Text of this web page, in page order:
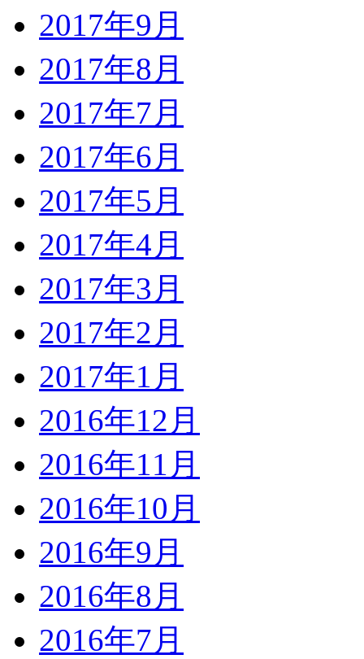
2017年9月
2017年8月
2017年7月
2017年6月
2017年5月
2017年4月
2017年3月
2017年2月
2017年1月
2016年12月
2016年11月
2016年10月
2016年9月
2016年8月
2016年7月